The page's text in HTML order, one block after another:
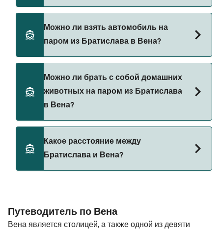
на паромы.
пароме из Братислава в Вена с
Можно ли взять автомобиль на
паром из Братислава в Вена?
на паромах из Братислава в Вена.
Можно ли брать с собой домашних
животных на паром из Братислава
в Вена?
борт парома. Возможно, вам понадобится
паспорт для питомца. Пожалуйста, ознакомьтесь
с правилами перевозки животных у операторов
Twin City Liner
Какое расстояние между
Братислава и Вена?
Путеводитель по Вена
Вена является столицей, а также одной из девяти